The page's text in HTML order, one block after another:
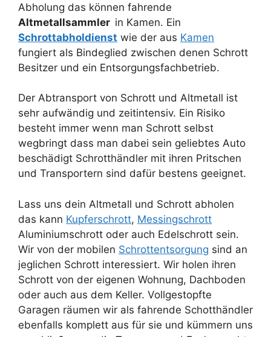
Abholung das können fahrende
Altmetallsammler in Kamen. Ein
Schrottabholdienst wie der aus Kamen
fungiert als Bindeglied zwischen denen Schrott
Besitzer und ein Entsorgungsfachbetrieb.
Der Abtransport von Schrott und Altmetall ist
sehr aufwändig und zeitintensiv. Ein Risiko
besteht immer wenn man Schrott selbst
wegbringt dass man dabei sein geliebtes Auto
beschädigt Schrotthändler mit ihren Pritschen
und Transportern sind dafür bestens geeignet.
Lass uns dein Altmetall und Schrott abholen
das kann Kupferschrott, Messingschrott
Aluminiumschrott oder auch Edelschrott sein.
Wir von der mobilen Schrottentsorgung sind an
jeglichen Schrott interessiert. Wir holen ihren
Schrott von der eigenen Wohnung, Dachboden
oder auch aus dem Keller. Vollgestopfte
Garagen räumen wir als fahrende Schotthändler
ebenfalls komplett aus für sie und kümmern uns